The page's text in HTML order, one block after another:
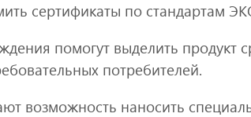
сертификаты по стандартам
помогут выделить продукт
потребителей.
возможность наносить